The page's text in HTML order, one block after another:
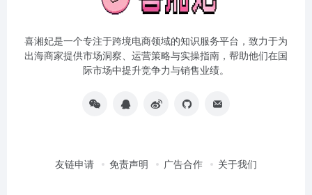
喜湘妃是一个专注于跨境电商领域的知识服务平台，致力于为
出海商家提供市场洞察、运营策略与实操指南，帮助他们在国
际市场中提升竞争力与销售业绩。
友链申请 免责声明 广告合作 关于我们